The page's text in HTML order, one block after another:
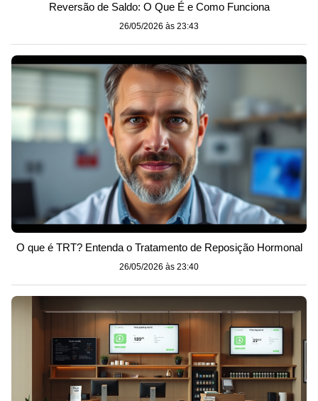
Reversão de Saldo: O Que É e Como Funciona
26/05/2026 às 23:43
O que é TRT? Entenda o Tratamento de Reposição Hormonal
26/05/2026 às 23:40